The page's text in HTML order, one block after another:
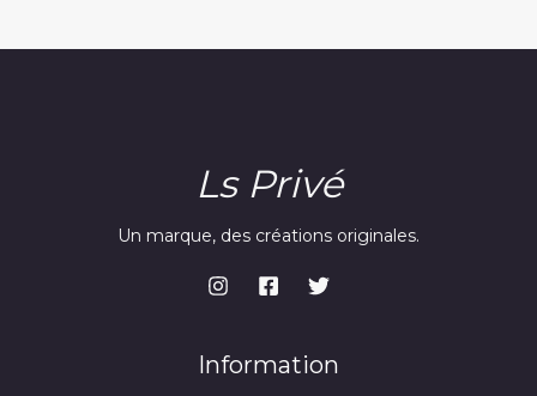
Ls Privé
Un marque, des créations originales.
Information